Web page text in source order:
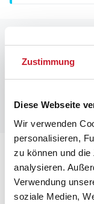
Zustimmung
Diese Webseite
Wir verwenden
personalisieren,
zu können und
analysieren.
Verwendung
soziale Medien,
Ferienhauses
Lageplan
Adresse
Ferienhaus